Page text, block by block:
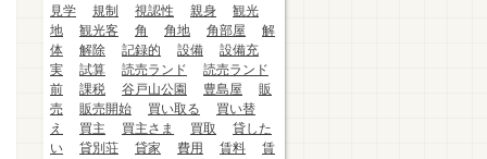
見学
規制 視認性 親身
観光
地
観光客 角 角地 角部屋
解
体
解除 記録的 設備
設備充
実
試算 読売ランド
読売ランド
前
課税 谷戸山公園 豊島屋
販
売
販売開始 買い取る
買い替
え
買主 買主さま 買取
貸した
い
貸別荘 貸家 費用 賃料
賃